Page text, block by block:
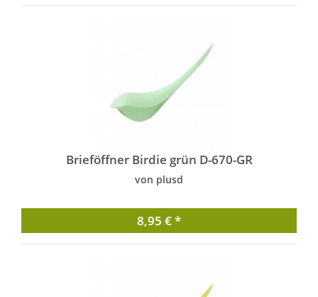
Brieföffner Birdie grün D-670-GR
von plusd
8,95 € *